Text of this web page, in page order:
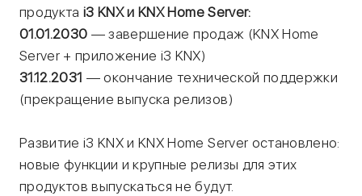
продуктаi3 KNX и KNX Home Server:
01.01.2030 — завершение продаж (KNX Home
Server + приложение i3 KNX)
31.12.2031 — окончание технической поддержки
(прекращение выпуска релизов)
Развитие i3 KNX и KNX Home Server остановлено:
новые функции и крупные релизы для этих
продуктов выпускаться не будут.